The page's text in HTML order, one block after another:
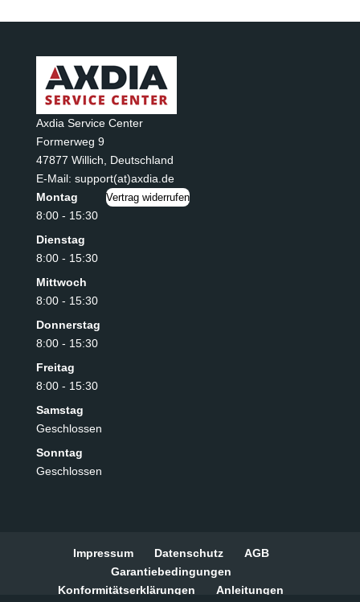
Axdia Service Center
Formerweg 9
47877 Willich
Deutschland
E-Mail: support(at)axdia.de
Montag
8:00 - 15:30
Dienstag
8:00 - 15:30
Mittwoch
8:00 - 15:30
Donnerstag
8:00 - 15:30
Freitag
8:00 - 15:30
Samstag
Geschlossen
Sonntag
Geschlossen
Vertrag widerrufen
Impressum Datenschutz
AGB
Garantiebedingungen
Konformitätserklärungen
Anleitungen